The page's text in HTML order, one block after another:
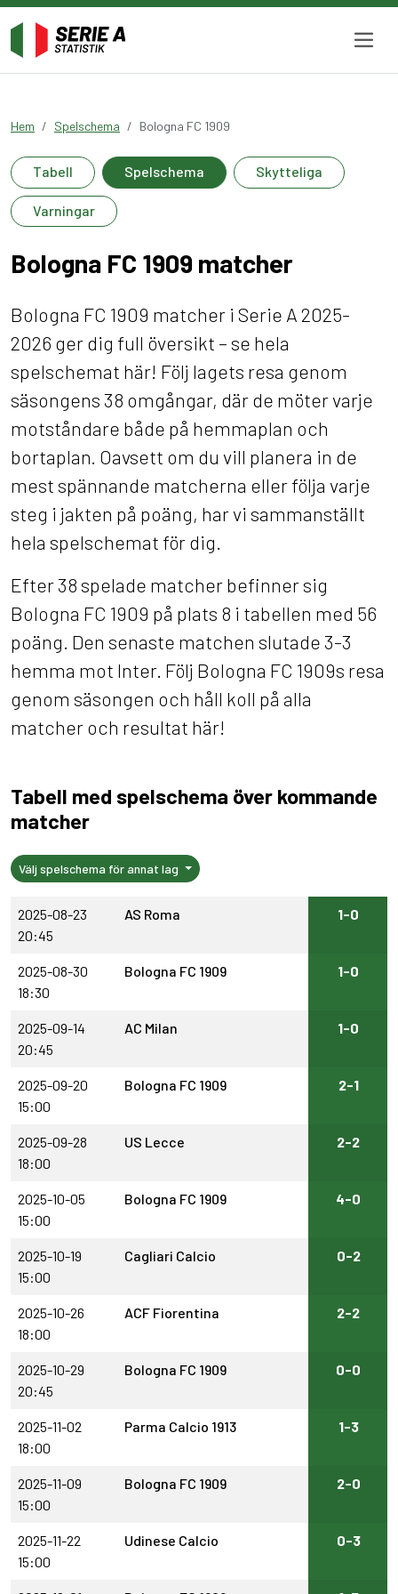
Hem Spelschema Bologna FC 1909
Tabell Spelschema Skytteliga
Varningar
Bologna FC 1909 matcher
Bologna FC 1909 matcher i Serie A 2025-
2026 ger dig full översikt – se hela
spelschemat här! Följ lagets resa genom
säsongens 38 omgångar, där de möter varje
motståndare både på hemmaplan och
bortaplan. Oavsett om du vill planera in de
mest spännande matcherna eller följa varje
steg i jakten på poäng, har vi sammanställt
hela spelschemat för dig.
Efter 38 spelade matcher befinner sig
Bologna FC 1909 på plats 8 i tabellen med 56
poäng. Den senaste matchen slutade 3-3
hemma mot Inter. Följ Bologna FC 1909s resa
genom säsongen och håll koll på alla
matcher och resultat här!
Tabell med spelschema över kommande
matcher
Välj spelschema för annat lag
2025-08-23
20:45
AS Roma 1-0
2025-08-30
18:30
Bologna FC 1909 1-0
2025-09-14
20:45
AC Milan 1-0
2025-09-20
15:00
Bologna FC 1909 2-1
2025-09-28
18:00
US Lecce 2-2
2025-10-05
15:00
Bologna FC 1909 4-0
2025-10-19
15:00
Cagliari Calcio 0-2
2025-10-26
18:00
ACF Fiorentina 2-2
2025-10-29
20:45
Bologna FC 1909 0-0
2025-11-02
18:00
Parma Calcio 1913 1-3
2025-11-09
15:00
Bologna FC 1909 2-0
2025-11-22
15:00
Udinese Calcio 0-3